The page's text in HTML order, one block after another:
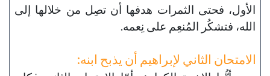
الأول، فحتى الثمرات هدفها أن تصِل من خلالها إلى
الله، فتشكُر المُنعِم على نِعمه.
الامتحان الثاني لإبراهيم أن يذبح ابنه: